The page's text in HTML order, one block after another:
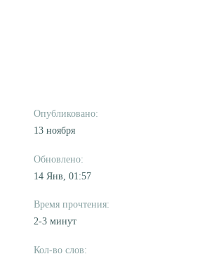
13 ноября
14 Янв, 01:57
2-3 минут